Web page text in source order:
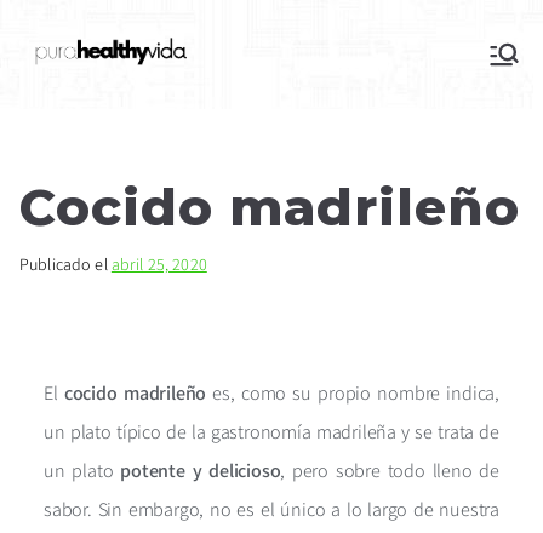
Cocido madrileño
Publicado el abril 25, 2020
El cocido madrileño es, como su propio nombre indica,
un plato típico de la gastronomía madrileña y se trata de
un plato potente y delicioso, pero sobre todo lleno de
sabor. Sin embargo, no es el único a lo largo de nuestra